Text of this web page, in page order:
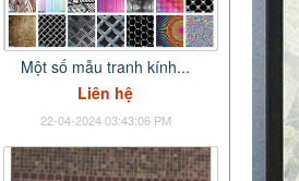
Một số mẫu tranh kính...
Liên hệ
22-04-2024 03:43:06 PM